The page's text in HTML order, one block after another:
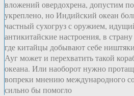
вложений овердохрена, допустим
укреплено, но Индийский океан
частный сухогруз с оружием,
антикитайские настроения, в
где китайцы добывают себе
Ауг может и перехватить такой
океана. Или наоборот нужно
вопреки мнению международного
сильно бы помогло